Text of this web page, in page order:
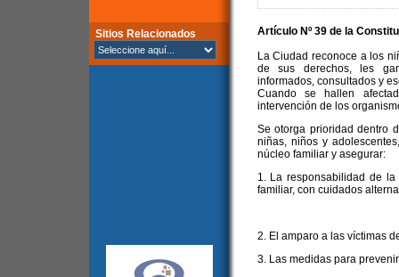
Sitios Relacionados Artículo Nº 39 de la
La Ciudad reconoce a los
de sus derechos, les
informados, consultados y
Cuando se hallen
intervención de los
Se otorga prioridad dentro
niñas, niños y
núcleo familiar y asegurar:
1. La responsabilidad de
familiar, con cuidados
2. El amparo a las víctimas
3. Las medidas para